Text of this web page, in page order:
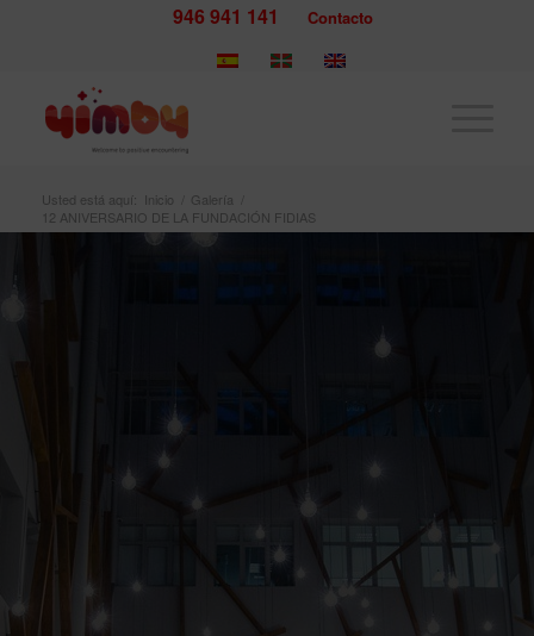
946 941 141 Contacto
Usted está aquí: Inicio Galería
12 ANIVERSARIO DE LA FUNDACIÓN FIDIAS